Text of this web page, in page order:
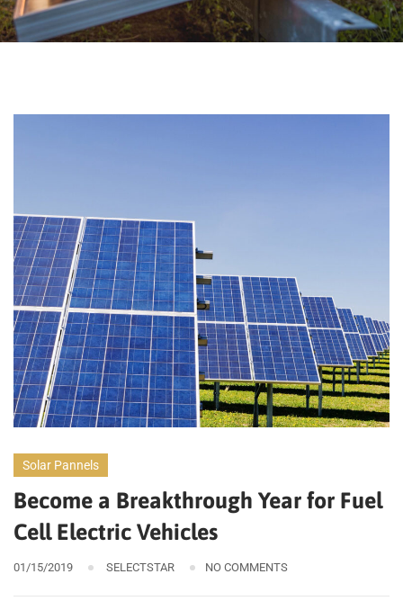
Solar Pannels
Become a Breakthrough Year for Fuel
Cell Electric Vehicles
01/15/2019 SELECTSTAR NO COMMENTS